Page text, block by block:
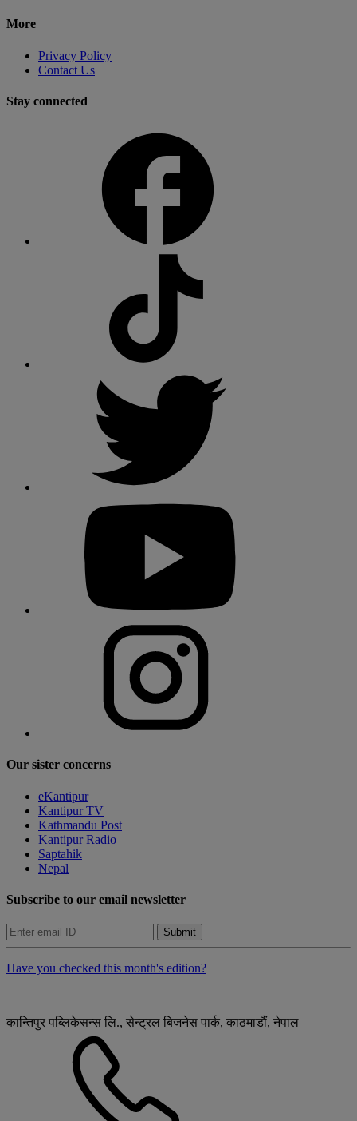
More
Privacy Policy
Contact Us
Stay connected
Our sister concerns
eKantipur
Kantipur TV
Kathmandu Post
Kantipur Radio
Saptahik
Nepal
Subscribe to our email newsletter
Submit
Have you checked this month's edition?
कान्तिपुर पब्लिकेसन्स लि., सेन्ट्रल बिजनेस पार्क, काठमाडौं, नेपाल